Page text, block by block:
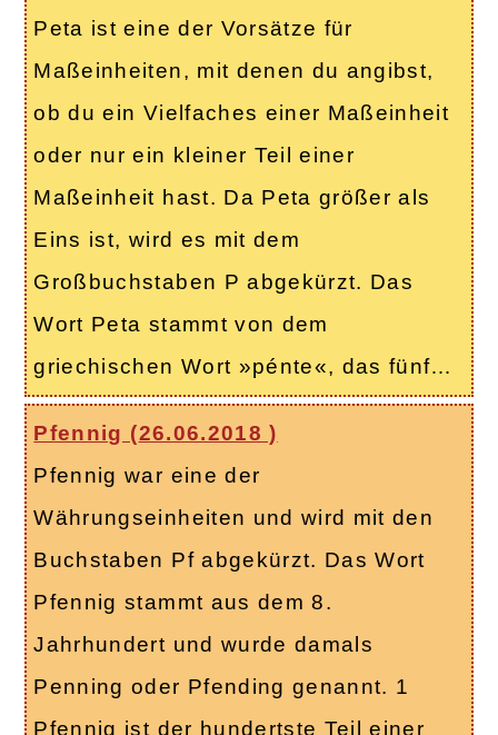
Peta ist eine der Vorsätze für
Maßeinheiten, mit denen du angibst,
ob du ein Vielfaches einer Maßeinheit
oder nur ein kleiner Teil einer
Maßeinheit hast. Da Peta größer als
Eins ist, wird es mit dem
Großbuchstaben P abgekürzt. Das
Wort Peta stammt von dem
griechischen Wort »pénte«, das fünf…
Pfennig (26.06.2018 )
Pfennig war eine der
Währungseinheiten und wird mit den
Buchstaben Pf abgekürzt. Das Wort
Pfennig stammt aus dem 8.
Jahrhundert und wurde damals
Penning oder Pfending genannt. 1
Pfennig ist der hundertste Teil einer